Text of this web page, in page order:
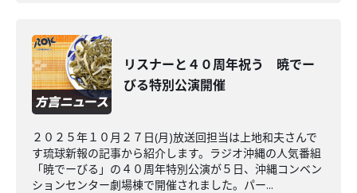
リスナーと４０周年祝う 暁でー
びる特別公演開催
２０２５年１０月２７日(月)放送回担当は上地和夫さんで
す琉球新報の記事から紹介します。ラジオ沖縄の人気番組
「暁でーびる」の４０周年特別公演が５日、沖縄コンベン
ションセンター劇場棟で開催されました。パー...